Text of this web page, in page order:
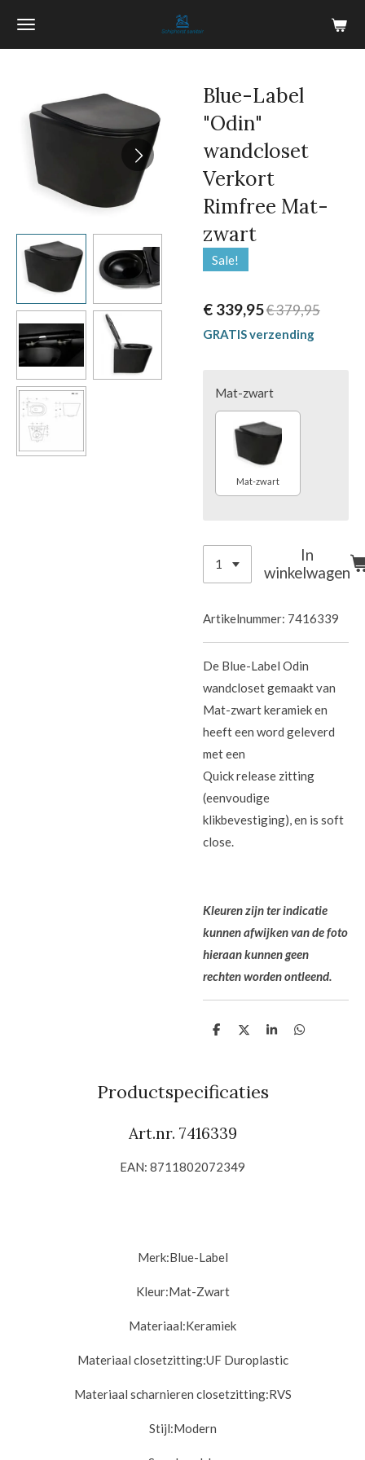
Ga
hoofdinhoud
Blue-Label
"Odin"
wandcloset
Verkort
Rimfree Mat-
zwart
Sale!
€ 339,95€ 379,95
GRATIS verzending
Mat-zwart
Mat-zwart
In
winkelwagen
Artikelnummer: 7416339
De Blue-Label Odin
wandcloset gemaakt van
Mat-zwart keramiek en
heeft een word geleverd
met een
Quick release zitting
(eenvoudige
klikbevestiging), en is soft
close.
Kleuren zijn ter indicatie
kunnen afwijken van de foto
hieraan kunnen geen
rechten worden ontleend.
D
n
D
S
D
Productspecificaties
Art.nr. 7416339
EAN: 8711802072349
Merk:Blue-Label
Kleur:Mat-Zwart
Materiaal:Keramiek
Materiaal closetzitting:UF Duroplastic
Materiaal scharnieren closetzitting:RVS
Stijl:Modern